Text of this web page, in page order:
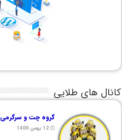
کانال های طلایی
گروه چت و سرگرمی
12 بهمن 1400